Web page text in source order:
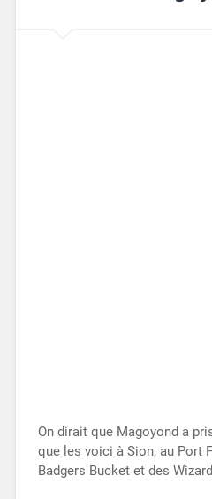
On dirait que Magoyond a
que les voici à Sion, au Port
Badgers Bucket et des